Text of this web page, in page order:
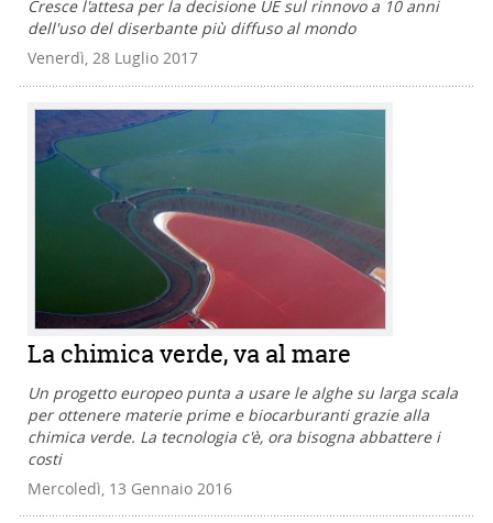
Cresce l'attesa per la decisione UE sul rinnovo a 10 anni
dell'uso del diserbante più diffuso al mondo
Venerdì, 28 Luglio 2017
La chimica verde, va al mare
Un progetto europeo punta a usare le alghe su larga scala
per ottenere materie prime e biocarburanti grazie alla
chimica verde. La tecnologia c'è, ora bisogna abbattere i
costi
Mercoledì, 13 Gennaio 2016